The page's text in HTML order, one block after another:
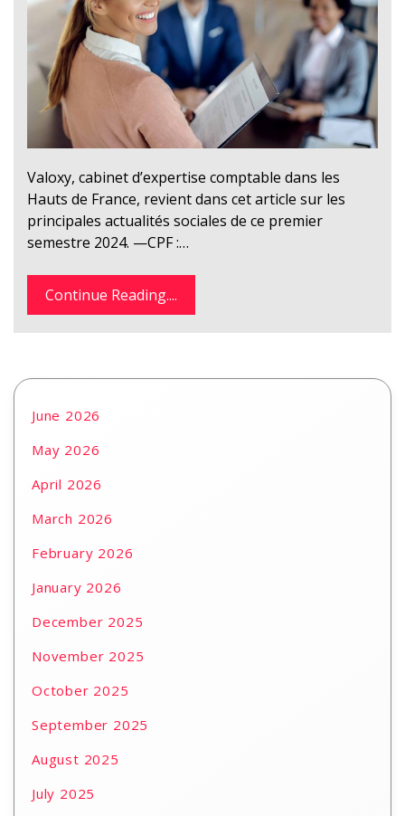
Valoxy, cabinet d’expertise comptable dans les
Hauts de France, revient dans cet article sur les
principales actualités sociales de ce premier
semestre 2024. —CPF :…
Continue Reading....
June 2026
May 2026
April 2026
March 2026
February 2026
January 2026
December 2025
November 2025
October 2025
September 2025
August 2025
July 2025